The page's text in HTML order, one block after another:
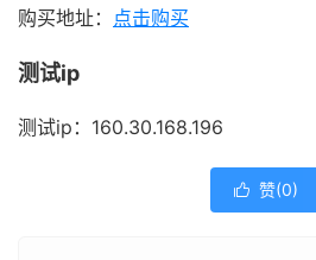
购买地址： 点击购买
测试ip
测试ip：160.30.168.196
 赞(0)